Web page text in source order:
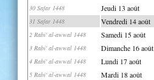
30 Safar 1448 Jeudi 13 août
31 Safar 1448 Vendredi 14 août
2 Rabi' al-awwal 1448 Samedi 15 août
3 Rabi' al-awwal 1448 Dimanche 16 août
4 Rabi' al-awwal 1448 Lundi 17 août
5 Rabi' al-awwal 1448 Mardi 18 août